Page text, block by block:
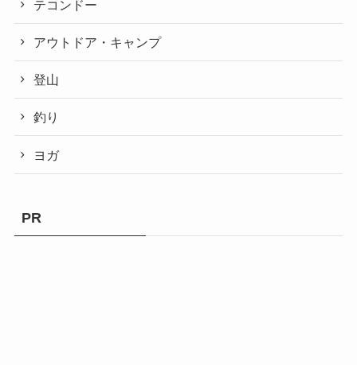
テコンドー
アウトドア・キャンプ
登山
釣り
ヨガ
PR